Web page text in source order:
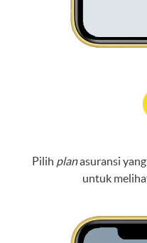
Pilih planasuransi
untuk